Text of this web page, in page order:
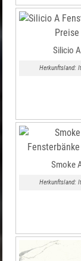
Silicio A
Herkunftsland:
Smoke
Herkunftsland: